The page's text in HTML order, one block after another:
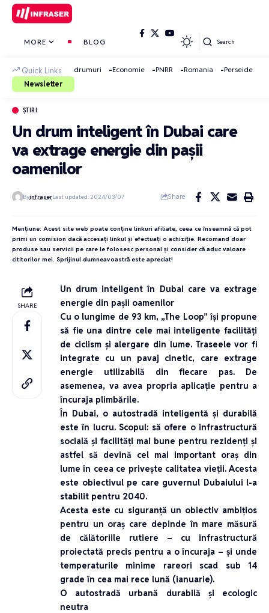
MORE BLOG Search
Quick Links drumuri Economie PNRR Romania
Perseide
Newsletter
ȘTIRI
Un drum inteligent în Dubai care
va extrage energie din pașii
oamenilor
ByinfraserLast updated: 2024/03/07 Share
Mențiune: Acest site web poate conține linkuri afiliate, ceea ce înseamnă că pot
primi un comision dacă accesați linkul și efectuați o achiziție. Recomand doar
produse sau servicii pe care le folosesc personal și consider că aduc valoare
cititorilor mei. Sprijinul dumneavoastră este apreciat!
SHARE
Un drum inteligent în Dubai care va extrage
energie din pașii oamenilor
Cu o lungime de 93 km, „The Loop” își propune
să fie una dintre cele mai inteligente facilități
de ciclism și alergare din lume. Traseele vor fi
integrate cu un pavaj cinetic, care extrage
energie utilizabilă din fiecare pas. De
asemenea, va avea propria aplicație pentru a
încuraja plimbările.
În Dubai, o autostradă inteligentă și durabilă
este în lucru. Scopul: să ofere o infrastructură
socială și facilități mai bune pentru rezidenți și
astfel să devină cel mai important oraș din
lume în ceea ce privește calitatea vieții. Acesta
este obiectivul pe care guvernul Dubaiului l-a
stabilit pentru 2040.
Acesta este cu siguranță un obiectiv ambițios
pentru un oraș care depinde în mare măsură
de călătoriile rutiere – cu infrastructură
proiectată precis pentru a o încuraja – și unde
temperaturile minime rareori scad sub 14
grade în cea mai rece lună (ianuarie).
O autostradă urbană durabilă și ecologic
neutra